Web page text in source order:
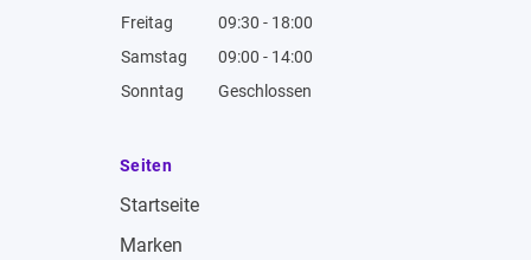
Freitag
09:30 - 18:00
Samstag
09:00 - 14:00
Sonntag
Geschlossen
Seiten
Startseite
Marken